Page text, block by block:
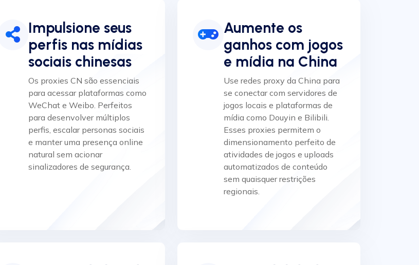
Impulsione seus
perfis nas mídias
sociais chinesas
Os proxies CN são essenciais
para acessar plataformas como
WeChat e Weibo. Perfeitos
para desenvolver múltiplos
perfis, escalar personas sociais
e manter uma presença online
natural sem acionar
sinalizadores de segurança.
Aumente os
ganhos com jogos
e mídia na China
Use redes proxy da China para
se conectar com servidores de
jogos locais e plataformas de
mídia como Douyin e Bilibili.
Esses proxies permitem o
dimensionamento perfeito de
atividades de jogos e uploads
automatizados de conteúdo
sem quaisquer restrições
regionais.